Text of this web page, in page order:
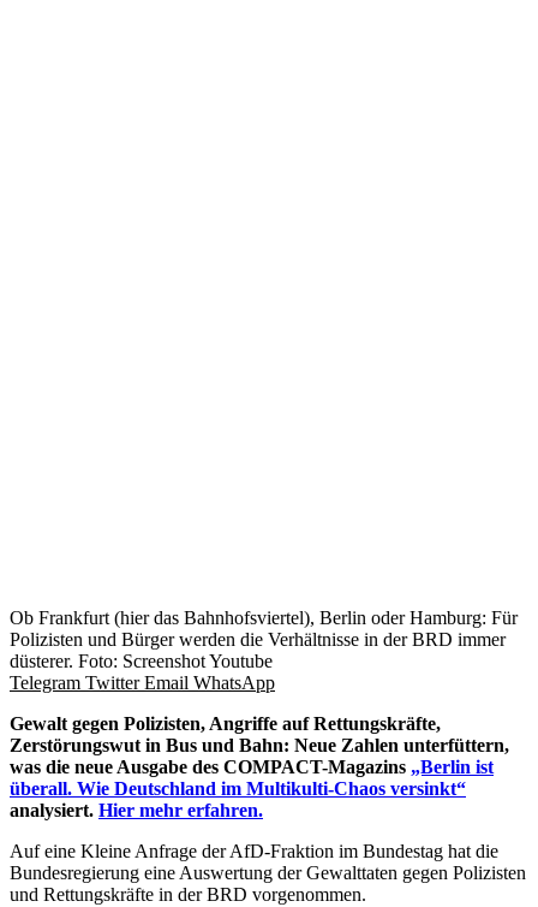
Ob Frankfurt (hier das Bahnhofsviertel), Berlin oder Hamburg: Für
Polizisten und Bürger werden die Verhältnisse in der BRD immer
düsterer. Foto: Screenshot Youtube
Telegram Twitter Email WhatsApp
Gewalt gegen Polizisten, Angriffe auf Rettungskräfte,
Zerstörungswut in Bus und Bahn: Neue Zahlen unterfüttern,
was die neue Ausgabe des COMPACT-Magazins „Berlin ist
überall. Wie Deutschland im Multikulti-Chaos versinkt“
analysiert. Hier mehr erfahren.
Auf eine Kleine Anfrage der AfD-Fraktion im Bundestag hat die
Bundesregierung eine Auswertung der Gewalttaten gegen Polizisten
und Rettungskräfte in der BRD vorgenommen.